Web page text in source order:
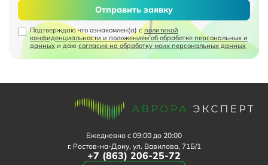
Подтверждаю что ознакомлен(а) сполитикой
конфиденциальности и положением об обработке персональных и
данных и даю согласие на обработку моих персональных данных
Отправить заявку
Ежедневно с 09:00 до 20:00
г. Ростов-на-Дону, ул. Вавилова, 71Б/1
+7 (863) 206-25-72